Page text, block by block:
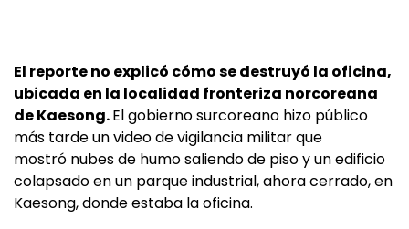
El reporte no explicó cómo se destruyó la oficina,
ubicada en la localidad fronteriza norcoreana
de Kaesong.El gobierno surcoreano hizo público
más tarde un video de vigilancia militar que
mostró nubes de humo saliendo de piso y un edificio
colapsado en un parque industrial, ahora cerrado, en
Kaesong, donde estaba la oficina.